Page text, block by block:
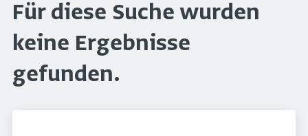
Für diese Suche wurden
keine Ergebnisse
gefunden.